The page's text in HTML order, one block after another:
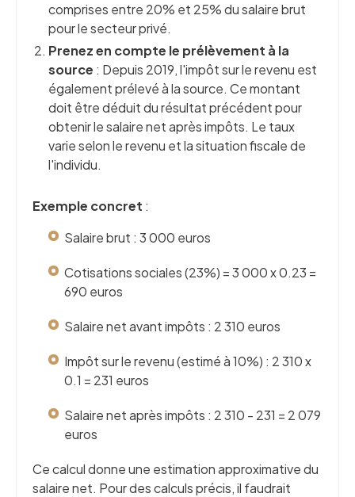
comprises entre 20% et 25% du salaire brut
pour le secteur privé.
Prenez en compte le prélèvement à la
source : Depuis 2019, l'impôt sur le revenu est
également prélevé à la source. Ce montant
doit être déduit du résultat précédent pour
obtenir le salaire net après impôts. Le taux
varie selon le revenu et la situation fiscale de
l'individu.
Exemple concret :
Salaire brut : 3 000 euros
Cotisations sociales (23%) = 3 000 x 0.23 =
690 euros
Salaire net avant impôts : 2 310 euros
Impôt sur le revenu (estimé à 10%) : 2 310 x
0.1 = 231 euros
Salaire net après impôts : 2 310 - 231 = 2 079
euros
Ce calcul donne une estimation approximative du
salaire net. Pour des calculs précis, il faudrait